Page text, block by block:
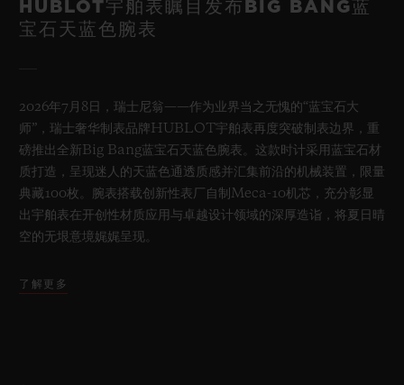
HUBLOT宇舶表瞩目发布BIG BANG蓝
宝石天蓝色腕表
2026年7月8日，瑞士尼翁——作为业界当之无愧的“蓝宝石大
师”，瑞士奢华制表品牌HUBLOT宇舶表再度突破制表边界，重
磅推出全新Big Bang蓝宝石天蓝色腕表。这款时计采用蓝宝石材
质打造，呈现迷人的天蓝色通透质感并汇集前沿的机械装置，限量
典藏100枚。腕表搭载创新性表厂自制Meca-10机芯，充分彰显
出宇舶表在开创性材质应用与卓越设计领域的深厚造诣，将夏日晴
空的无垠意境娓娓呈现。
了解更多